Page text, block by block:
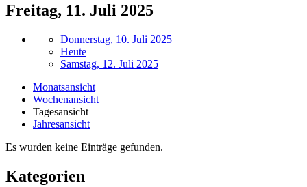
Freitag, 11. Juli 2025
Donnerstag, 10. Juli 2025
Heute
Samstag, 12. Juli 2025
Monatsansicht
Wochenansicht
Tagesansicht
Jahresansicht
Es wurden keine Einträge gefunden.
Kategorien